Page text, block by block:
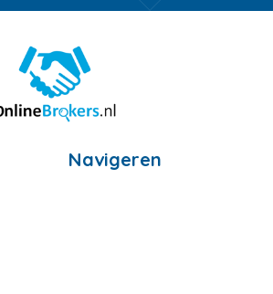
Navigeren